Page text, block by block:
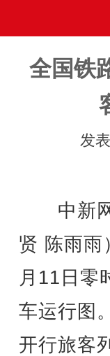
全国铁
发
中新网
贤 陈雨雨
月11日零
车运行图
开行旅客